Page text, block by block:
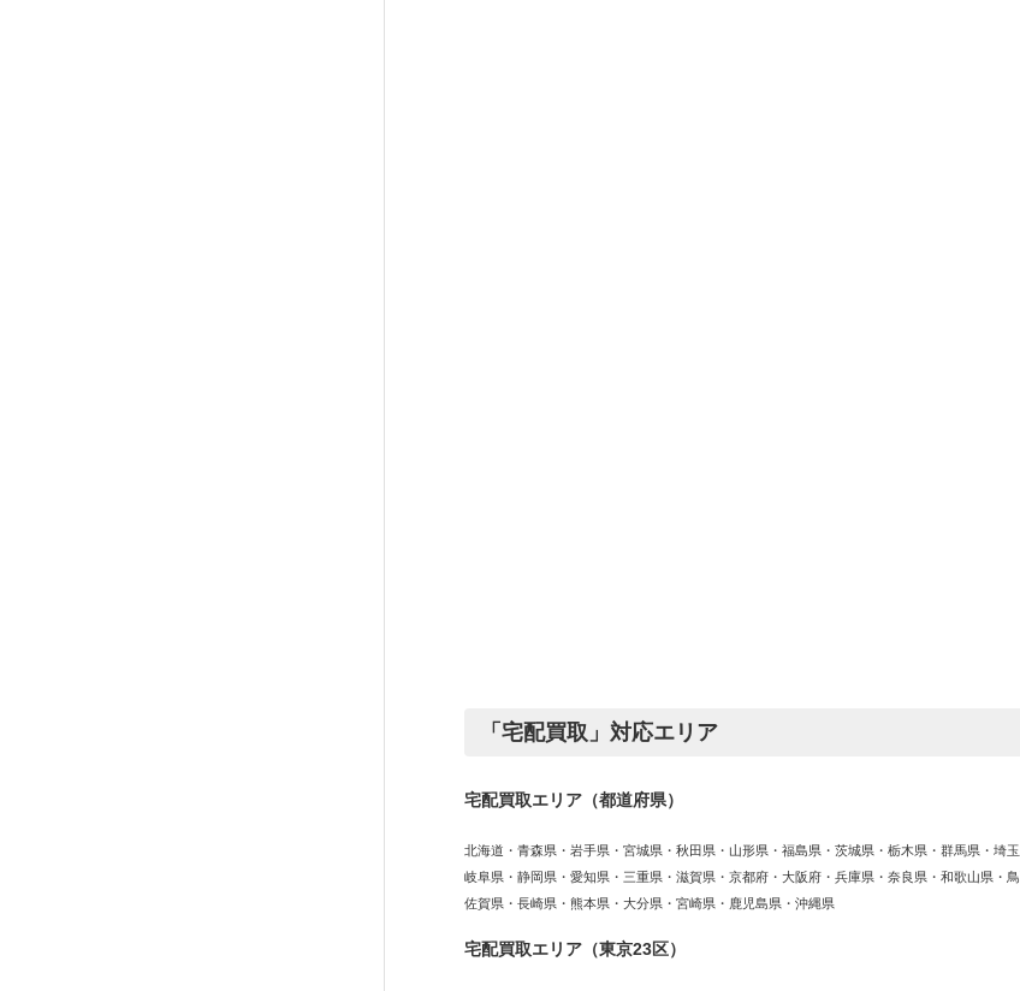
「宅配買取」対応エリア
宅配買取エリア（都道府県）
北海道・青森県・岩手県・宮城県・秋田県・山形県・福島県・茨城県・栃木県・群馬県・埼
岐阜県・静岡県・愛知県・三重県・滋賀県・京都府・大阪府・兵庫県・奈良県・和歌山県・
佐賀県・長崎県・熊本県・大分県・宮崎県・鹿児島県・沖縄県
宅配買取エリア（東京23区）